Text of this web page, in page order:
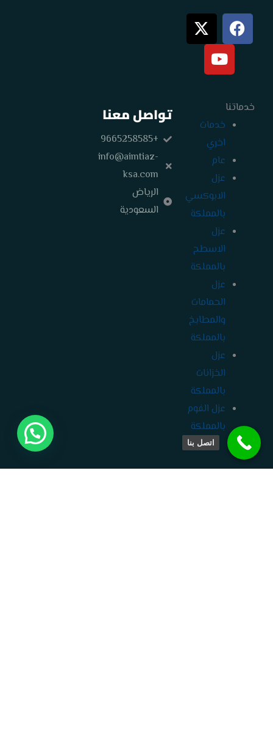
F
a
c
e
b
o
o
k
X
-
t
e
Y
o
u
t
u
خدماتنا
خدمات
اخري
عام
عزل
الابوكسي
بالمملكة
عزل
الاسطح
بالمملكة
عزل
الحمامات
والمطابخ
بالمملكة
عزل
الخزانات
بالمملكة
عزل الفوم
بالمملكة
تواصل معنا
+9665258585
info@aimtiaz-
ksa.com
الرياض
السعودية
اتصل بنا